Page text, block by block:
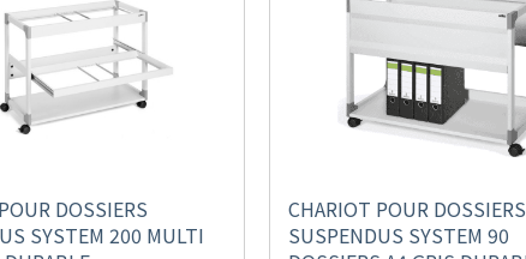
DOSSIERS
SYSTEM 200 MULTI
CHARIOT POUR DOSSIERS
SUSPENDUS SYSTEM 90